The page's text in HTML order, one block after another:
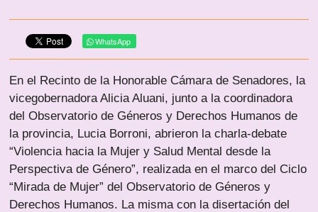
WhatsApp
En el Recinto de la Honorable Cámara de Senadores, la
vicegobernadora Alicia Aluani, junto a la coordinadora
del Observatorio de Géneros y Derechos Humanos de
la provincia, Lucia Borroni, abrieron la charla-debate
“Violencia hacia la Mujer y Salud Mental desde la
Perspectiva de Género”, realizada en el marco del Ciclo
“Mirada de Mujer” del Observatorio de Géneros y
Derechos Humanos. La misma con la disertación del